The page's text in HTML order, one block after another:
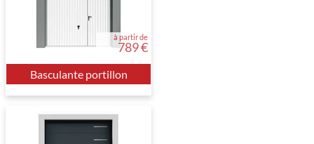
à partir de
789 €
Basculante portillon